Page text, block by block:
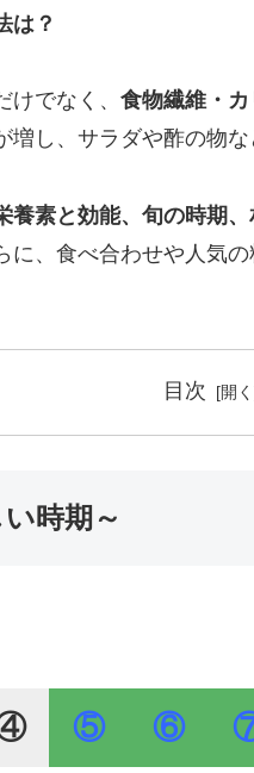
は？
でなく、 食物繊維・
し、サラダや酢の物な
養素と効能、旬の時期
に、食べ合わせや人気
目次
時期～
⑤ ⑥